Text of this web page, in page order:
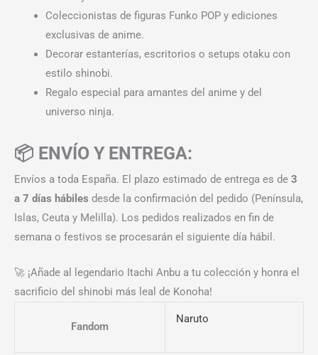
Coleccionistas de figuras Funko POP y ediciones
exclusivas de anime.
Decorar estanterías, escritorios o setups otaku con
estilo shinobi.
Regalo especial para amantes del anime y del
universo ninja.
📦 ENVÍO Y ENTREGA:
Envíos a toda España. El plazo estimado de entrega es de 3
a 7 días hábiles desde la confirmación del pedido (Península,
Islas, Ceuta y Melilla). Los pedidos realizados en fin de
semana o festivos se procesarán el siguiente día hábil.
🚀 ¡Añade al legendario Itachi Anbu a tu colección y honra el
sacrificio del shinobi más leal de Konoha!
Fandom
Naruto